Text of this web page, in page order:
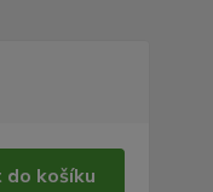
do košíku